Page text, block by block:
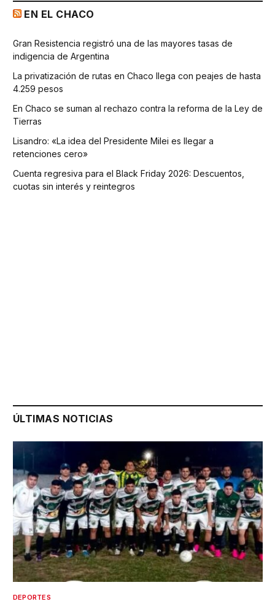
EN EL CHACO
Gran Resistencia registró una de las mayores tasas de
indigencia de Argentina
La privatización de rutas en Chaco llega con peajes de hasta
4.259 pesos
En Chaco se suman al rechazo contra la reforma de la Ley de
Tierras
Lisandro: «La idea del Presidente Milei es llegar a
retenciones cero»
Cuenta regresiva para el Black Friday 2026: Descuentos,
cuotas sin interés y reintegros
ÚLTIMAS NOTICIAS
DEPORTES